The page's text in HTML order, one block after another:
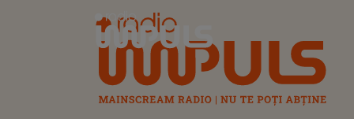
Radio Impuls